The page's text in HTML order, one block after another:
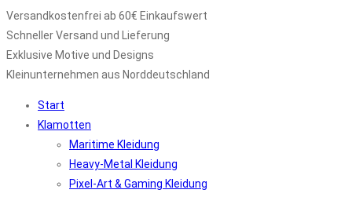
Versandkostenfrei ab 60€ Einkaufswert
Schneller Versand und Lieferung
Exklusive Motive und Designs
Kleinunternehmen aus Norddeutschland
Start
Klamotten
Maritime Kleidung
Heavy-Metal Kleidung
Pixel-Art & Gaming Kleidung